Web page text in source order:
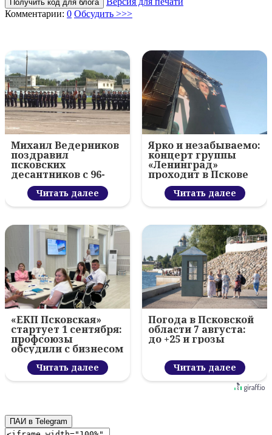
Получить код для блога
Комментарии: 0 Обсудить >>>
Михаил Ведерников
поздравил
псковских
десантников с 96-
летием ВДВ и
вручил награды
Читать далее
Ярко и незабываемо:
концерт группы
«Ленинград»
проходит в Пскове
Читать далее
«ЕКП Псковская»
стартует 1 сентября:
профсоюзы
обсудили с бизнесом
новый цифровой
проектЧитать далее
Погода в Псковской
области 7 августа:
до +25 и грозы
Читать далее
ПАИ в Telegram